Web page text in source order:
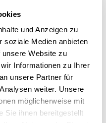
und Anzeigen zu
soziale Medien anbieten
Website zu
Informationen zu Ihrer
unsere Partner für
weiter. Unsere
möglicherweise mit
Sie ihnen bereitgestellt